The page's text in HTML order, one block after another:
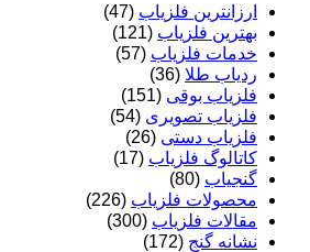
ارزانترین فلزیاب (47)
بهترین فلزیاب (121)
خدمات فلزیاب (57)
ردیاب طلا (36)
فلزیاب بوقی (151)
فلزیاب تصویری (54)
فلزیاب دستی (26)
کاتالوگ فلزیاب (17)
گنجیاب (80)
محصولات فلزیاب (226)
مقالات فلزیاب (300)
نشانه گنج (172)